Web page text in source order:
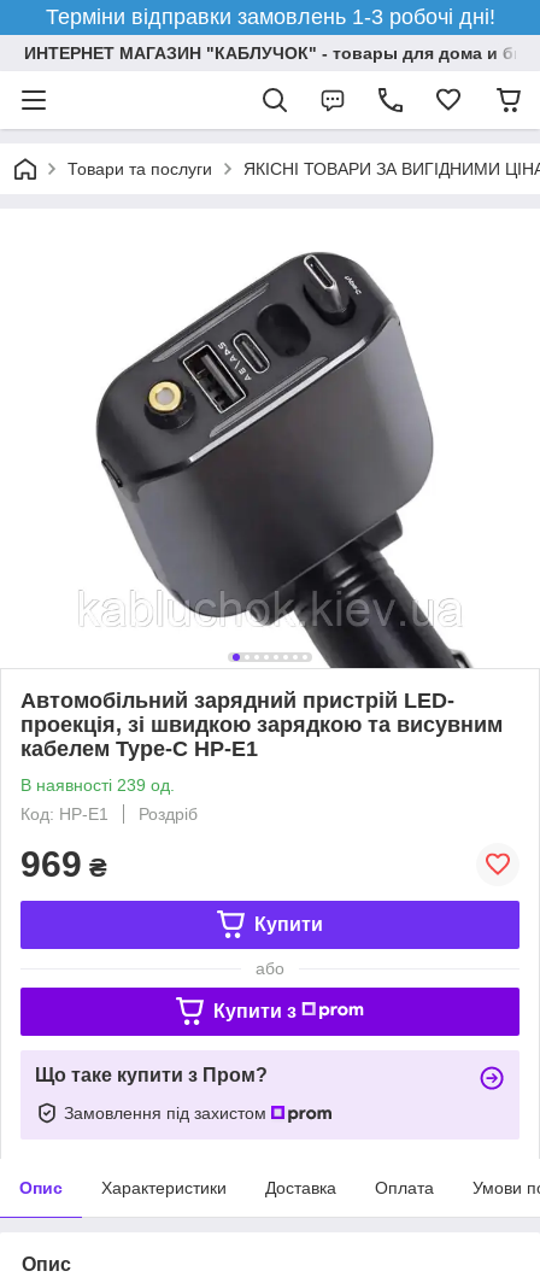
Терміни відправки замовлень 1-3 робочі дні!
ИНТЕРНЕТ МАГАЗИН "КАБЛУЧОК" - товары для дома и
Товари та послуги ЯКІСНІ ТОВАРИ ЗА ВИГІДНИМИ
Автомобільний зарядний пристрій LED-
проекція, зі швидкою зарядкою та висувним
кабелем Type-C HP-E1
В наявності 239 од.
Код: HP-E1
Роздріб
969 ₴
Купити
або
Купити з
Що таке купити з Пром?
Замовлення під захистом
Опис Характеристики Доставка Оплата Умови
Опис